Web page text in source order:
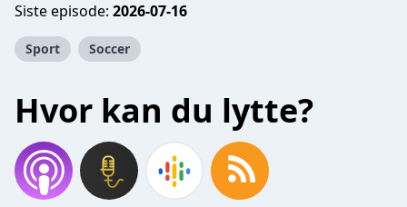
Siste episode: 2026-07-16
Sport Soccer
Hvor kan du lytte?